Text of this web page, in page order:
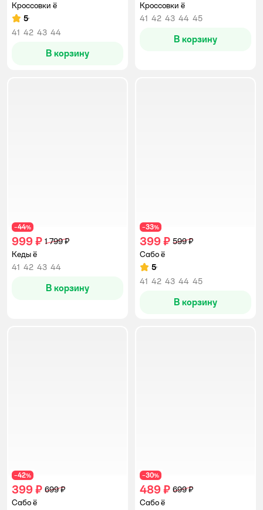
Кроссовки ё
Рейтинг:
5
41 42 43 44
В корзину
Кроссовки ё
41 42 43 44 45
В корзину
−44%
999 ₽ 1 799 ₽
Кеды ё
41 42 43 44
В корзину
−33%
399 ₽ 599 ₽
Сабо ё
Рейтинг:
5
41 42 43 44 45
В корзину
−42%
399 ₽ 699 ₽
Сабо ё
−30%
489 ₽ 699 ₽
Сабо ё